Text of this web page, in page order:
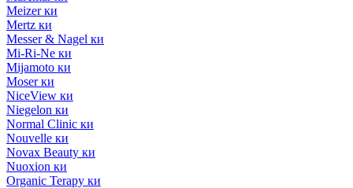
Meizer ки
Mertz ки
Messer & Nagel ки
Mi-Ri-Ne ки
Mijamoto ки
Moser ки
NiceView ки
Niegelon ки
Normal Clinic ки
Nouvelle ки
Novax Beauty ки
Nuoxion ки
Organic Terapy ки